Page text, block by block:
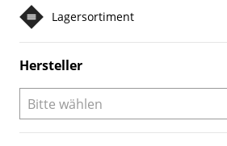
Lagersortiment
Hersteller